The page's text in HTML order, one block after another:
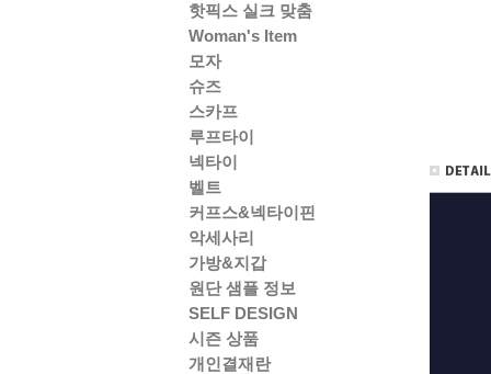
핫픽스 실크 맞춤
Woman's Item
모자
슈즈
스카프
루프타이
넥타이
벨트
커프스&넥타이핀
악세사리
가방&지갑
원단 샘플 정보
SELF DESIGN
시즌 상품
개인결재란